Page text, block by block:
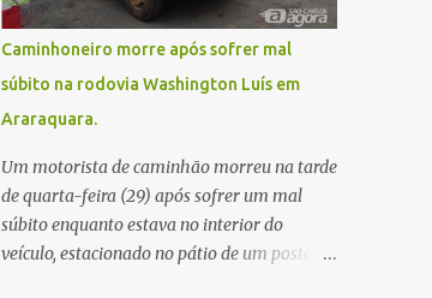
Caminhoneiro morre após sofrer mal
súbito na rodovia Washington Luís em
Araraquara.
Um motorista de caminhão morreu na tarde
de quarta-feira (29) após sofrer um mal
súbito enquanto estava no interior do
veículo, estacionado no pátio de um posto de